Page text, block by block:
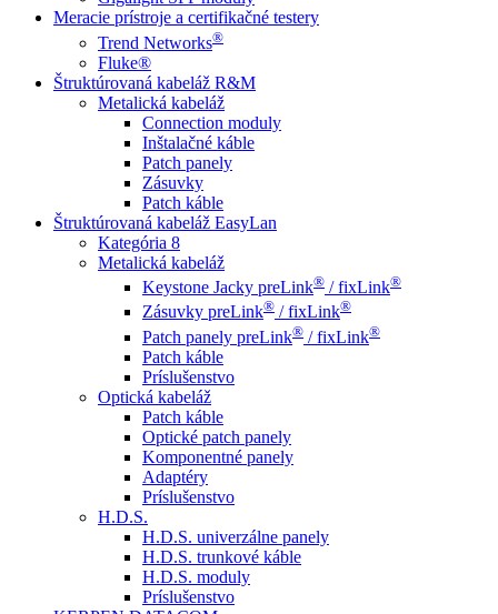
Meracie prístroje a certifikačné testery
Trend Networks®
Fluke®
Štruktúrovaná kabeláž R&M
Metalická kabeláž
Connection moduly
Inštalačné káble
Patch panely
Zásuvky
Patch káble
Štruktúrovaná kabeláž EasyLan
Kategória 8
Metalická kabeláž
Keystone Jacky preLink® / fixLink®
Zásuvky preLink® / fixLink®
Patch panely preLink® / fixLink®
Patch káble
Príslušenstvo
Optická kabeláž
Patch káble
Optické patch panely
Komponentné panely
Adaptéry
Príslušenstvo
H.D.S.
H.D.S. univerzálne panely
H.D.S. trunkové káble
H.D.S. moduly
Príslušenstvo